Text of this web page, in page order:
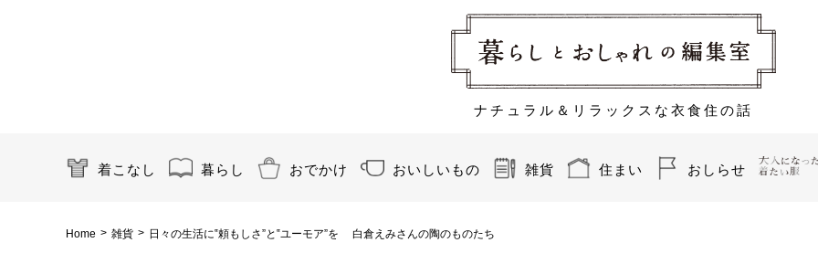
ナチュラル＆リラックスな衣食住の話
着こなし 暮らし おでかけ おいしいもの 雑貨 住まい おしらせ
Home > 雑貨 > 日々の生活に‟頼もしさ”と‟ユーモア”を 白倉えみさんの陶のものたち